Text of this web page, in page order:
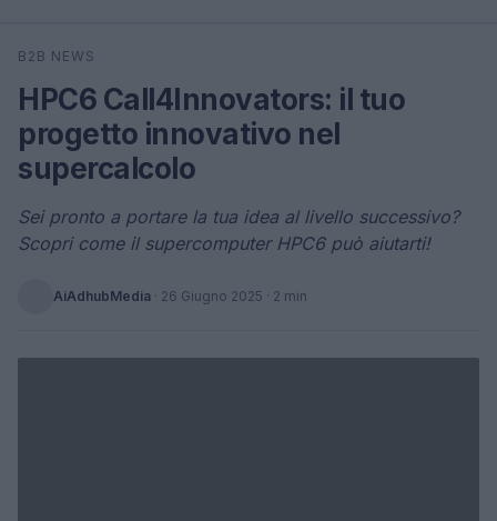
Cerca
B2B NEWS
HPC6 Call4Innovators: il tuo
progetto innovativo nel
supercalcolo
Sei pronto a portare la tua idea al livello successivo?
Scopri come il supercomputer HPC6 può aiutarti!
AiAdhubMedia · 26 Giugno 2025 · 2 min